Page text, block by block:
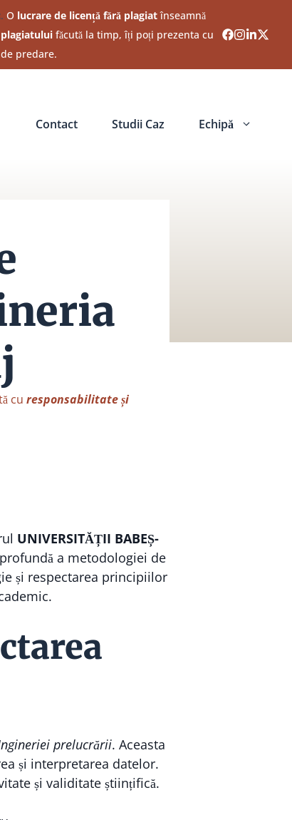
. O lucrare de licență fără plagiatînseamnă
făcută la timp, îți poți prezenta cu
predare.
Contact Studii Caz Echipă
cu responsabilitate și
UNIVERSITĂȚII BABEȘ-
a metodologiei de
și respectarea principiilor
prelucrării. Aceasta
și interpretarea datelor.
și validitate științifică.